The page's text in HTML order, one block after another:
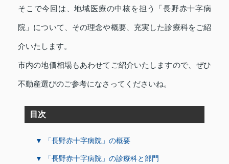
そこで今回は、地域医療の中核を担う「長野赤十字病
院」について、その理念や概要、充実した診療科をご紹
介いたします。
市内の地価相場もあわせてご紹介いたしますので、ぜひ
不動産選びのご参考になさってくださいね。
目次
▼ 「長野赤十字病院」の概要
▼ 「長野赤十字病院」の診療科と部門